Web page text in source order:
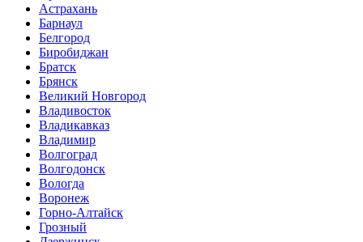
Астрахань
Барнаул
Белгород
Биробиджан
Братск
Брянск
Великий Новгород
Владивосток
Владикавказ
Владимир
Волгоград
Волгодонск
Вологда
Воронеж
Горно-Алтайск
Грозный